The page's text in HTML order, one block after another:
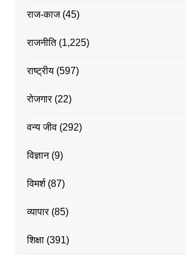
राज-काज(45)
राजनीति(1,225)
राष्ट्रीय(597)
रोजगार(22)
वन्य जीव(292)
विज्ञान(9)
विमर्श(87)
व्यापार(85)
शिक्षा(391)